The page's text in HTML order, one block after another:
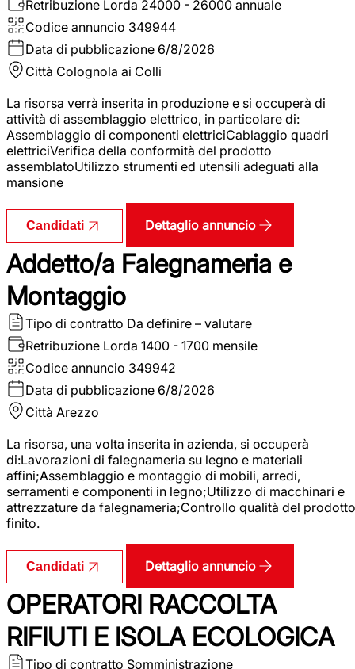
Retribuzione Lorda 24000 - 26000 annuale
Codice annuncio 349944
Data di pubblicazione 6/8/2026
Città Colognola ai Colli
La risorsa verrà inserita in produzione e si occuperà di
attività di assemblaggio elettrico, in particolare di:
Assemblaggio di componenti elettriciCablaggio quadri
elettriciVerifica della conformità del prodotto
assemblatoUtilizzo strumenti ed utensili adeguati alla
mansione
Candidati Dettaglio annuncio
Addetto/a Falegnameria e
Montaggio
Tipo di contratto Da definire – valutare
Retribuzione Lorda 1400 - 1700 mensile
Codice annuncio 349942
Data di pubblicazione 6/8/2026
Città Arezzo
La risorsa, una volta inserita in azienda, si occuperà
di:Lavorazioni di falegnameria su legno e materiali
affini;Assemblaggio e montaggio di mobili, arredi,
serramenti e componenti in legno;Utilizzo di macchinari e
attrezzature da falegnameria;Controllo qualità del prodotto
finito.
Candidati Dettaglio annuncio
OPERATORI RACCOLTA
RIFIUTI E ISOLA ECOLOGICA
Tipo di contratto Somministrazione